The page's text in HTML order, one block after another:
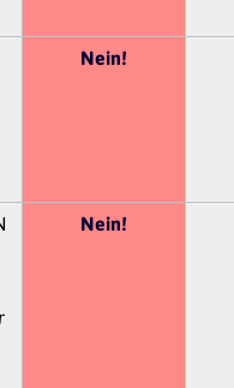
Nein!
Nein!